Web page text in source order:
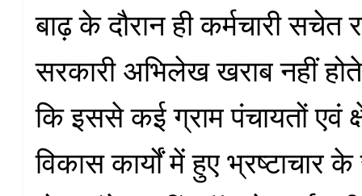
बाढ़ के दौरान ही कर्मचारी सचेत
सरकारी अभिलेख खराब नहीं
कि इससे कई ग्राम पंचायतों एवं
विकास कार्यों में हुए भ्रष्टाचार